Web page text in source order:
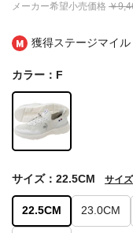
獲得ステージマイ
メーカー希望小売価格 ￥
カラー：F
22.5CM 23.0CM
サイズ：22.5CM サイ